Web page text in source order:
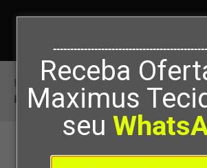
Receba
Maximus
seu
Início>Inscreva-se na Lista Vip
Inverno Maximus